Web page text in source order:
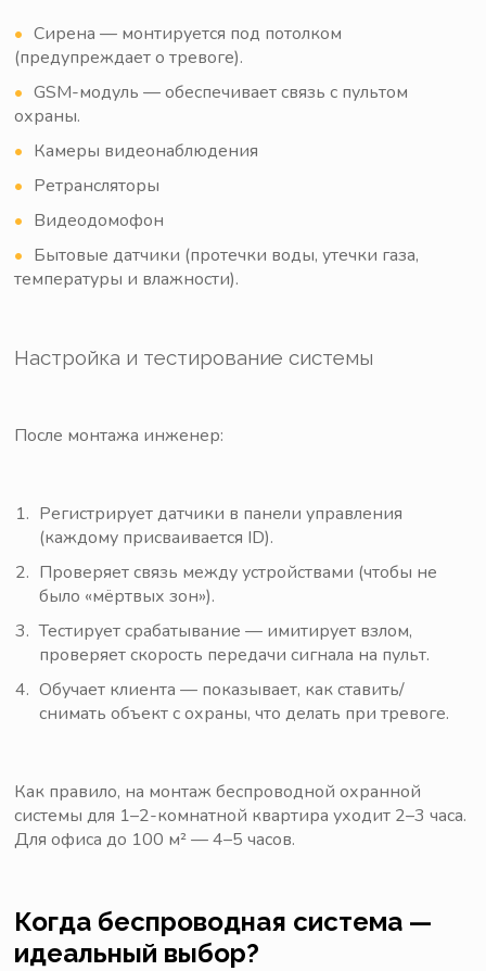
Сирена — монтируется под потолком
(предупреждает о тревоге).
GSM-модуль — обеспечивает связь с пультом
охраны.
Камеры видеонаблюдения
Ретрансляторы
Видеодомофон
Бытовые датчики (протечки воды, утечки газа,
температуры и влажности).
Настройка и тестирование системы
После монтажа инженер:
Регистрирует датчики в панели управления
(каждому присваивается ID).
Проверяет связь между устройствами (чтобы не
было «мёртвых зон»).
Тестирует срабатывание — имитирует взлом,
проверяет скорость передачи сигнала на пульт.
Обучает клиента — показывает, как ставить/
снимать объект с охраны, что делать при тревоге.
Как правило, на монтаж беспроводной охранной
системы для 1–2-комнатной квартира уходит 2–3 часа.
Для офиса до 100 м² — 4–5 часов.
Когда беспроводная система —
идеальный выбор?